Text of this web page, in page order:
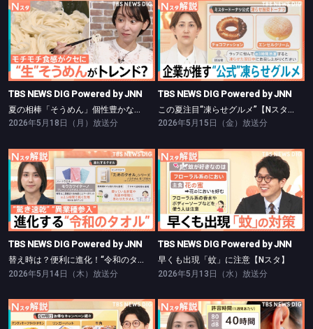
TBS NEWS DIG Powered by JNN
夏の相棒「そうめん」個性豊かなアレンジ術【Nスタ】
TBS NEWS DIG Powered by JNN
夏の相棒「そうめん」個性豊かなアレンジ術【Nスタ】
2026年5月18日（月）放送分
TBS NEWS DIG Powered by JNN
この夏注目“凍らせグルメ”【Nスタ】
TBS NEWS DIG Powered by JNN
この夏注目“凍らせグルメ”【Nスタ】
2026年5月15日（金）放送分
TBS NEWS DIG Powered by JNN
替え時は？便利に進化！“令和のタオル”【Nスタ】
TBS NEWS DIG Powered by JNN
替え時は？便利に進化！“令和のタオル”【Nスタ】
2026年5月14日（木）放送分
TBS NEWS DIG Powered by JNN
早くも出現「蚊」に注意【Nスタ】
TBS NEWS DIG Powered by JNN
早くも出現「蚊」に注意【Nスタ】
2026年5月13日（水）放送分